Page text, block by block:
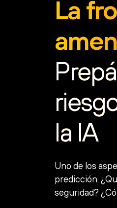
La
la IA
Uno de los
predicción.
seguridad?